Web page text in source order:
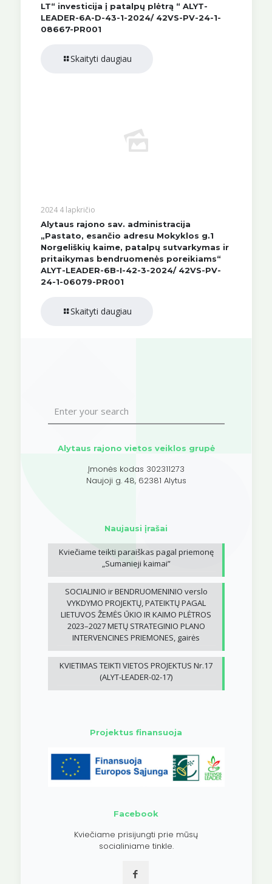
LT“ investicija į patalpų plėtrą “ ALYT-
LEADER-6A-D-43-1-2024/ 42VS-PV-24-1-
08667-PR001
Skaityti daugiau
2024 4 lapkričio
Alytaus rajono sav. administracija
„Pastato, esančio adresu Mokyklos g.1
Norgeliškių kaime, patalpų sutvarkymas ir
pritaikymas bendruomenės poreikiams“
ALYT-LEADER-6B-I-42-3-2024/ 42VS-PV-
24-1-06079-PR001
Skaityti daugiau
Alytaus rajono vietos veiklos grupė
Įmonės kodas 302311273
Naujoji g. 48, 62381 Alytus
Naujausi įrašai
Kviečiame teikti paraiškas pagal priemonę
„Sumanieji kaimai”
SOCIALINIO ir BENDRUOMENINIO verslo
VYKDYMO PROJEKTŲ, PATEIKTŲ PAGAL
LIETUVOS ŽEMĖS ŪKIO IR KAIMO PLĖTROS
2023–2027 METŲ STRATEGINIO PLANO
INTERVENCINES PRIEMONES, gairės
KVIETIMAS TEIKTI VIETOS PROJEKTUS Nr.17
(ALYT-LEADER-02-17)
Projektus finansuoja
Facebook
Kviečiame prisijungti prie mūsų
socialiniame tinkle.